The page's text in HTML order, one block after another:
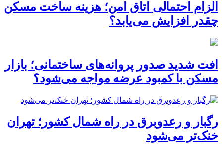
الزام احتمالی اتاق امن؛ هزینه ساخت مسکن
چقدر افزایش می‌یابد؟
افت شدید صدور پروانه‌های ساختمانی؛ بازار
مسکن با کمبود عرضه مواجه می‌شود؟
رگبار و رعدوبرق در راه شمال کشور؛ تهران
خنک‌تر می‌شود